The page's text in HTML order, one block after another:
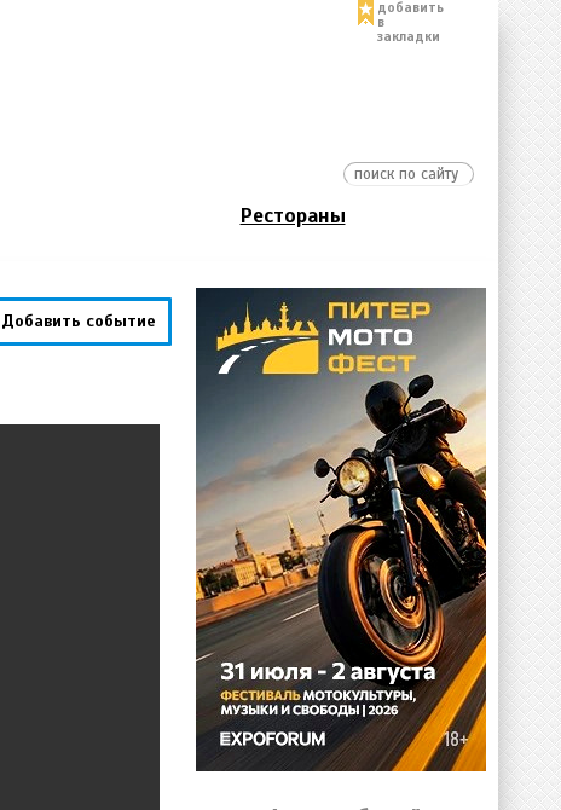
добавить
в
закладки
Рестораны
Добавить событие